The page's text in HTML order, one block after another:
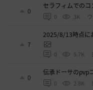
0
セラフィムでの
0 3K
7
2025/8/13時点に
0 5.7K
0
伝承ドーサのpvp
0 2.8K